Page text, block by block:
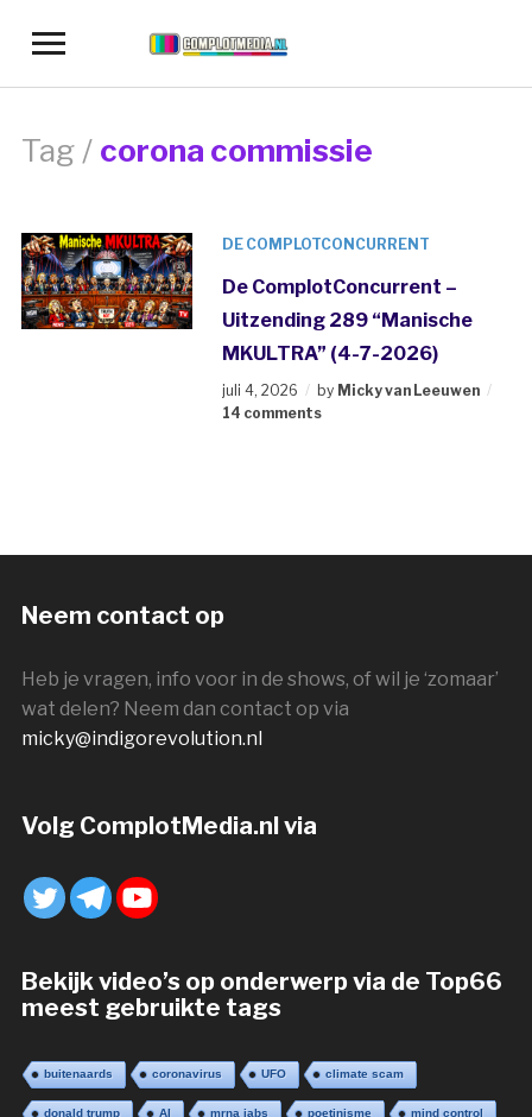
Toggle
navigation
Tag / corona commissie
DE COMPLOTCONCURRENT
De ComplotConcurrent –
Uitzending 289 “Manische
MKULTRA” (4-7-2026)
juli 4, 2026 by Micky van Leeuwen
14 comments
Neem contact op
Heb je vragen, info voor in de shows, of wil je ‘zomaar’
wat delen? Neem dan contact op via
micky@indigorevolution.nl
Volg ComplotMedia.nl via
Bekijk video’s op onderwerp via de Top66
meest gebruikte tags
buitenaards coronavirus UFO climate scam
donald trump AI mrna jabs poetinisme mind control